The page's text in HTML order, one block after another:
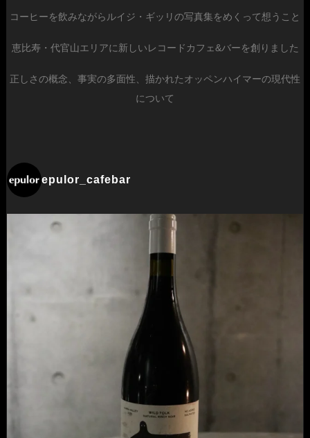
コーヒーを飲みながらルイジ・ギッリの写真集をめくって想うこと
恵比寿・代官山エリアに新しいレコードカフェ&バーを創りました
正しさの概念、事実の多面性、描かれたオッペンハイマーの現代性
について
epulor_cafebar